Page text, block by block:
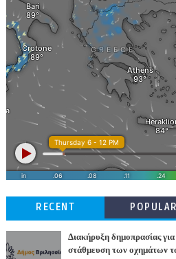
RECENT POPULAR
Διακήρυξη δημοπρασίας
στάθμευση των οχημάτων